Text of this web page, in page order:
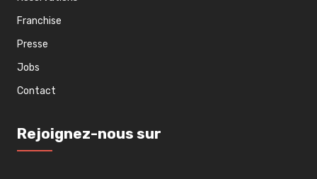
Franchise
Presse
Jobs
Contact
Rejoignez-nous sur